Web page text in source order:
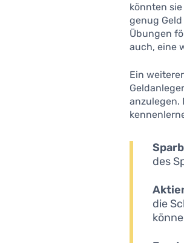
könnten
genug
Übungen
auch, eine
Ein
anzulegen.
des
die